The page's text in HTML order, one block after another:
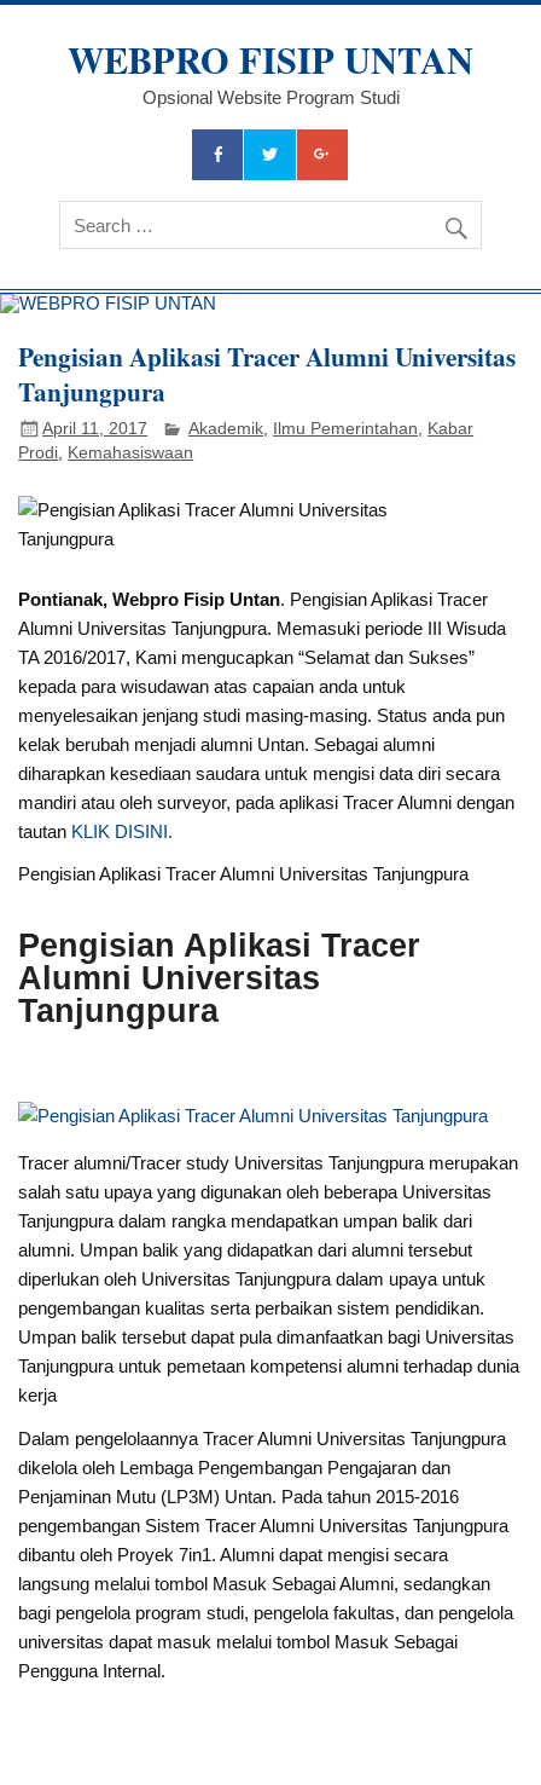
Skip
WEBPRO FISIP UNTAN
Opsional Website Program Studi
Pengisian Aplikasi Tracer Alumni Universitas
Tanjungpura
April 11, 2017 Akademik Ilmu Pemerintahan
Kabar
Prodi, Kemahasiswaan
Pontianak, Webpro Fisip Untan. Pengisian Aplikasi Tracer
Alumni Universitas Tanjungpura. Memasuki periode III Wisuda
TA 2016/2017, Kami mengucapkan “Selamat dan Sukses”
kepada para wisudawan atas capaian anda untuk
menyelesaikan jenjang studi masing-masing. Status anda pun
kelak berubah menjadi alumni Untan. Sebagai alumni
diharapkan kesediaan saudara untuk mengisi data diri secara
mandiri atau oleh surveyor, pada aplikasi Tracer Alumni dengan
tautan KLIK DISINI.
Pengisian Aplikasi Tracer Alumni Universitas Tanjungpura
Pengisian Aplikasi Tracer
Alumni Universitas
Tanjungpura
Tracer alumni/Tracer study Universitas Tanjungpura merupakan
salah satu upaya yang digunakan oleh beberapa Universitas
Tanjungpura dalam rangka mendapatkan umpan balik dari
alumni. Umpan balik yang didapatkan dari alumni tersebut
diperlukan oleh Universitas Tanjungpura dalam upaya untuk
pengembangan kualitas serta perbaikan sistem pendidikan.
Umpan balik tersebut dapat pula dimanfaatkan bagi Universitas
Tanjungpura untuk pemetaan kompetensi alumni terhadap dunia
kerja
Dalam pengelolaannya Tracer Alumni Universitas Tanjungpura
dikelola oleh Lembaga Pengembangan Pengajaran dan
Penjaminan Mutu (LP3M) Untan. Pada tahun 2015-2016
pengembangan Sistem Tracer Alumni Universitas Tanjungpura
dibantu oleh Proyek 7in1. Alumni dapat mengisi secara
langsung melalui tombol Masuk Sebagai Alumni, sedangkan
bagi pengelola program studi, pengelola fakultas, dan pengelola
universitas dapat masuk melalui tombol Masuk Sebagai
Pengguna Internal.